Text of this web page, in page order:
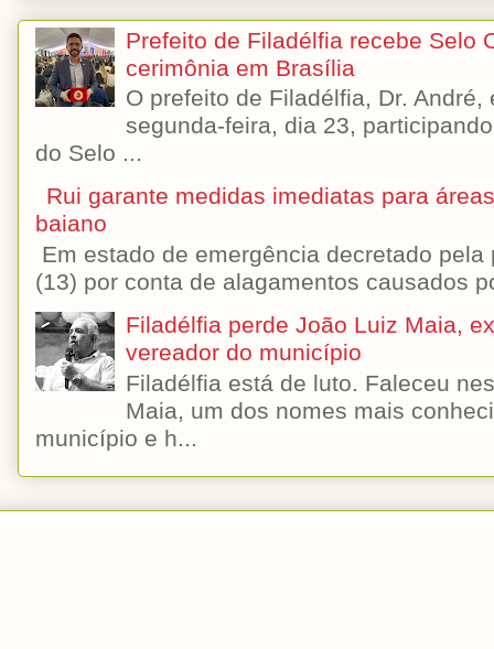
Prefeito de Filadélfia recebe Selo
cerimônia em Brasília
O prefeito de Filadélfia, Dr.
segunda-feira, dia 23,
do Selo ...
Rui garante medidas imediatas para
baiano
Em estado de emergência decretado
(13) por conta de alagamentos causados
Filadélfia perde João Luiz Maia,
vereador do município
Filadélfia está de luto. Faleceu
Maia, um dos nomes mais
município e h...